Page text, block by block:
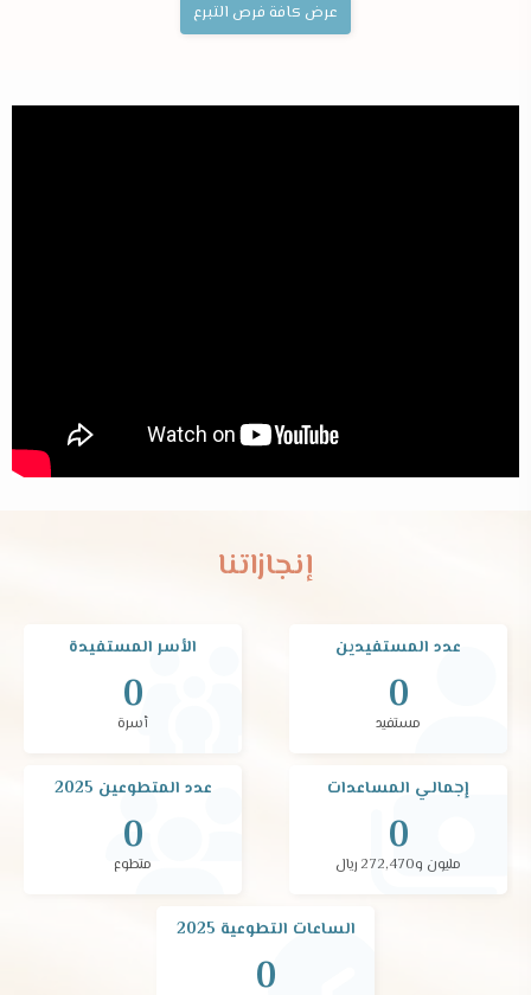
عرض كافة فرص التبرع
إنجازاتنا
عدد المستفيدين
0
مستفيد
الأسر المستفيدة
0
أسرة
إجمالي المساعدات
0
مليون و272,470 ريال
عدد المتطوعين 2025
0
متطوع
الساعات التطوعية 2025
0